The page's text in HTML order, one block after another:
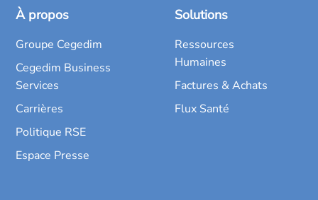
À propos
Groupe Cegedim
Cegedim Business
Services
Carrières
Politique RSE
Espace Presse
Solutions
Ressources
Humaines
Factures & Achats
Flux Santé